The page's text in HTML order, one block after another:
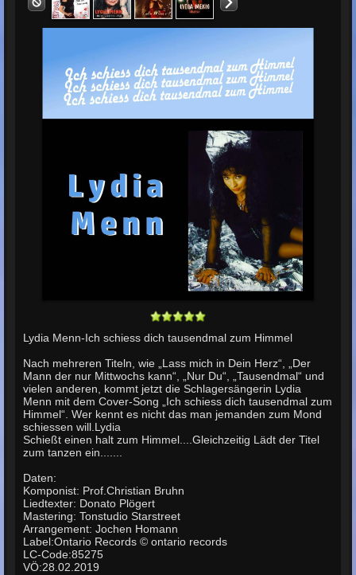
Lydia Menn-Ich schiess dich tausendmal zum Himmel
Nach mehreren Titeln, wie „Lass mich in Dein Herz“, „Der
Mann der nur Mittwochs kann“, „Nur Du“, „Tausendmal“ und
vielen anderen, kommt jetzt die Schlagersängerin Lydia
Menn mit dem Cover-Song „Ich schiess dich tausendmal zum
Himmel“. Wer kennt es nicht das man jemanden zum Mond
schiessen will.Lydia
Schießt einen halt zum Himmel....Gleichzeitig Lädt der Titel
zum tanzen ein.......
Daten:
Komponist: Prof.Christian Bruhn
Liedtexter: Donato Plögert
Mastering: Tonstudio Starstreet
Arrangement: Jochen Homann
Label:Ontario Records © ontario records
LC-Code:85275
VÖ:28.02.2019